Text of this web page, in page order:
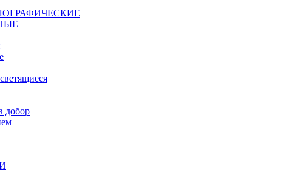
добор